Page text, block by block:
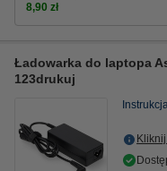
8,90 zł
Ładowarka do laptopa
123drukuj